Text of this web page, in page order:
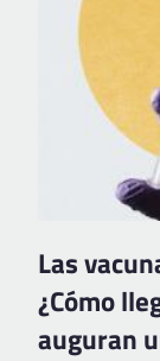
Las
¿Cómo
auguran